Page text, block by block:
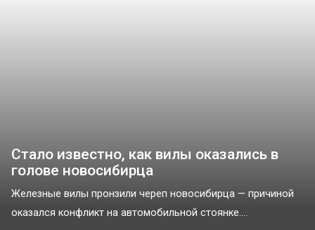
Стало известно, как вилы оказались в
голове новосибирца
Железные вилы пронзили череп новосибирца — причиной
оказался конфликт на автомобильной стоянке....